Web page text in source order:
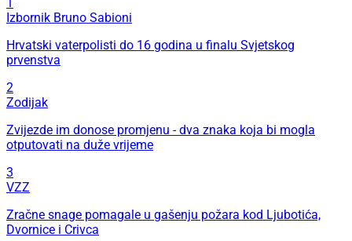
Izbornik Bruno Sabioni
Hrvatski vaterpolisti do 16 godina u finalu Svjetskog
prvenstva
2
Zodijak
Zvijezde im donose promjenu - dva znaka koja bi mogla
otputovati na duže vrijeme
3
VZZ
Zračne snage pomagale u gašenju požara kod Ljubotića,
Dvornice i Crivca